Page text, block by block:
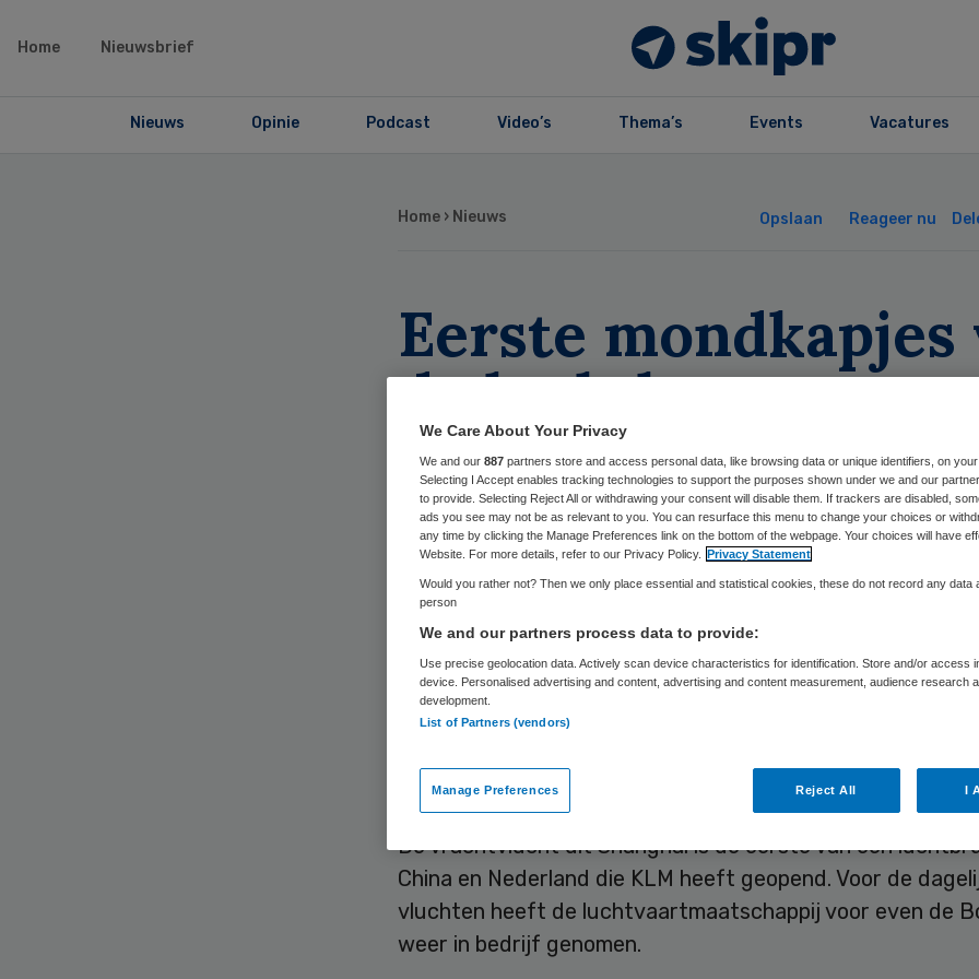
Home Nieuwsbrief
Nieuws Opinie Podcast Video’s Thema’s Events Vacatures
Home › Nieuws Opslaan Reageer nu
Eerste mondkapjes
de luchtbrug met
China aangekomen
Skipr Redactie 20 april 2020,12:50
Op Schiphol zijn honderdduizenden mondmaskers en
isolatiejassen en veiligheidsbrillen uit China aangekomen
hulpverleners te beschermen tegen het coronavirus. Het is
eerste vracht van een veel grotere partij. Deze week moet
principe iedere dag een soortgelijke lading arriveren.
De vrachtvlucht uit Shanghai is de eerste van een
China en Nederland die KLM heeft geopend. Voor de
vluchten heeft de luchtvaartmaatschappij voor even de
weer in bedrijf genomen.
We Care About Your Privacy
We and our 887 partners store and access personal data, like browsing data or unique identifiers, on your
Selecting I Accept enables tracking technologies to support the purposes shown under we and our
to provide. Selecting Reject All or withdrawing your consent will disable them. If trackers are disabled,
ads you see may not be as relevant to you. You can resurface this menu to change your choices or
any time by clicking the Manage Preferences link on the bottom of the webpage. Your choices will have
Website. For more details, refer to our Privacy Policy. Privacy Statement
Would you rather not? Then we only place essential and statistical cookies, these do not record any data
person
We and our partners process data to provide:
Use precise geolocation data. Actively scan device characteristics for identification. Store and/or access
device. Personalised advertising and content, advertising and content measurement, audience research
development.
List of Partners (vendors)
Manage Preferences Reject All I